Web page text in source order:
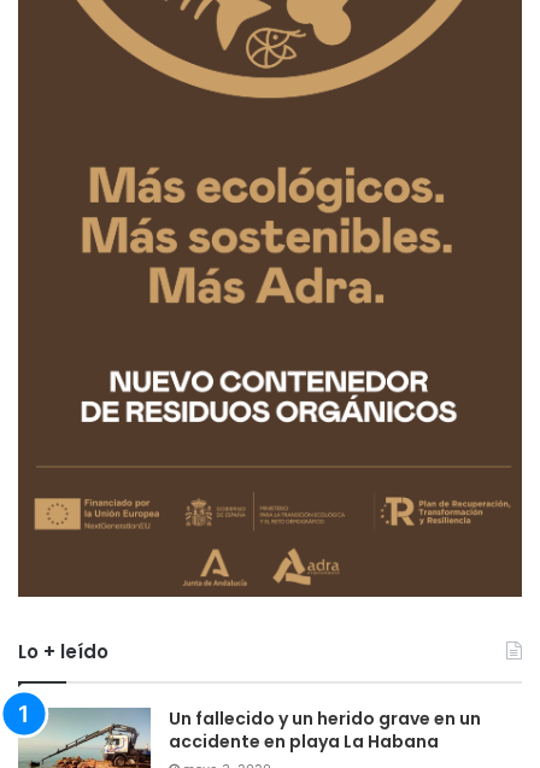
Lo + leído
Un fallecido y un herido grave en un
accidente en playa La Habana